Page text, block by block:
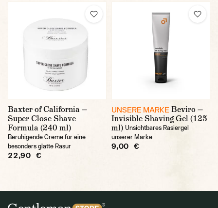
Baxter of California —
Super Close Shave
Formula (240 ml)
Beruhigende Creme für eine
besonders glatte Rasur
22,90 €
UNSERE MARKE Beviro —
Invisible Shaving Gel (125
ml) Unsichtbares Rasiergel
unserer Marke
9,00 €